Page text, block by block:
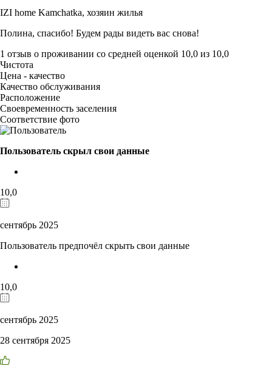
IZI home Kamchatka, хозяин жилья
Полина, спасибо! Будем рады видеть вас снова!
1 отзыв о проживании со средней оценкой 10,0 из 10,0
Чистота
Цена - качество
Качество обслуживания
Расположение
Своевременность заселения
Соответствие фото
Пользователь скрыл свои данные
10,0
сентябрь 2025
Пользователь предпочёл скрыть свои данные
10,0
сентябрь 2025
28 сентября 2025